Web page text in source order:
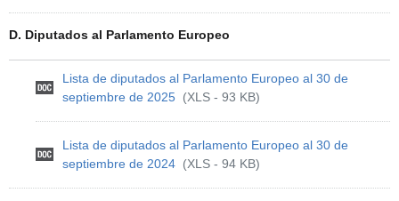
D. Diputados al Parlamento Europeo
Lista de diputados al Parlamento Europeo al 30 de
septiembre de 2025 (XLS - 93 KB)
Lista de diputados al Parlamento Europeo al 30 de
septiembre de 2024 (XLS - 94 KB)